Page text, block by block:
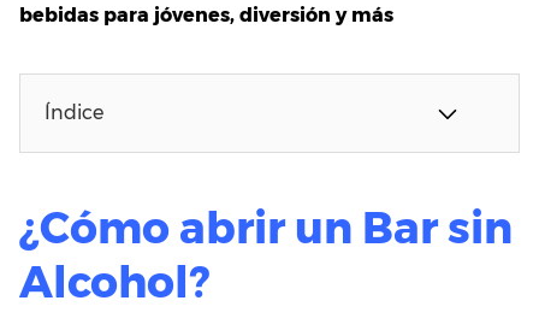
bebidas para jóvenes, diversión y más
Índice
¿Cómo abrir un Bar sin
Alcohol?